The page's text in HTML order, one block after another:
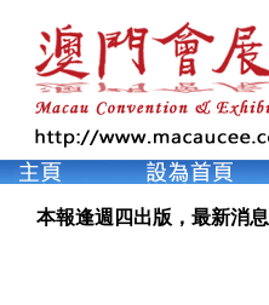
本報逢週四出版，最新消